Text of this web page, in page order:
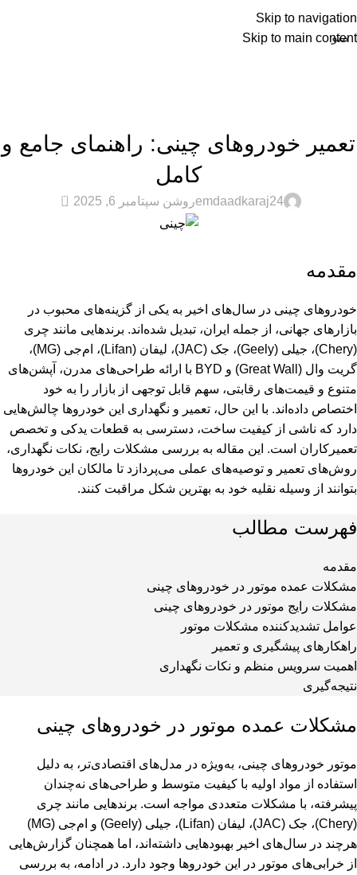
Skip to navigation
Skip to main content
منو
تعمیر خودروهای چینی: راهنمای جامع و
کامل
emdaadkaraj24روشن سپتامبر 6, 2025 0
مقدمه
خودروهای چینی در سال‌های اخیر به یکی از گزینه‌های محبوب در
بازارهای جهانی، از جمله ایران، تبدیل شده‌اند. برندهایی مانند چری
(Chery)، جیلی (Geely)، جک (JAC)، لیفان (Lifan)، ام‌جی (MG)،
گریت وال (Great Wall) و BYD با ارائه طراحی‌های مدرن، آپشن‌های
متنوع و قیمت‌های رقابتی، سهم قابل توجهی از بازار را به خود
اختصاص داده‌اند. با این حال، تعمیر و نگهداری این خودروها چالش‌هایی
دارد که ناشی از کیفیت ساخت، دسترسی به قطعات یدکی و تخصص
تعمیرکاران است. این مقاله به بررسی مشکلات رایج، نکات نگهداری،
روش‌های تعمیر و توصیه‌های عملی می‌پردازد تا مالکان این خودروها
بتوانند از وسیله نقلیه خود به بهترین شکل مراقبت کنند.
فهرست مطالب
مقدمه
مشکلات عمده موتور در خودروهای چینی
مشکلات رایج موتور در خودروهای چینی
عوامل تشدیدکننده مشکلات موتور
راهکارهای پیشگیری و تعمیر
اهمیت سرویس منظم و نکات نگهداری
نتیجه‌گیری
مشکلات عمده موتور در خودروهای چینی
موتور خودروهای چینی، به‌ویژه در مدل‌های اقتصادی‌تر، به دلیل
استفاده از مواد اولیه با کیفیت متوسط و طراحی‌های نه‌چندان
پیشرفته، با مشکلات متعددی مواجه است. برندهایی مانند چری
(Chery)، جک (JAC)، لیفان (Lifan)، جیلی (Geely) و ام‌جی (MG)
هرچند در سال‌های اخیر بهبودهایی داشته‌اند، اما همچنان گزارش‌هایی
از خرابی‌های موتور در این خودروها وجود دارد. در ادامه، به بررسی